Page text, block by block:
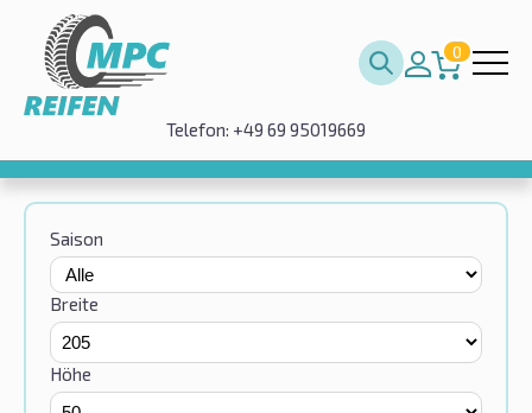
0
Telefon: +49 69 95019669
Saison
Breite
Höhe